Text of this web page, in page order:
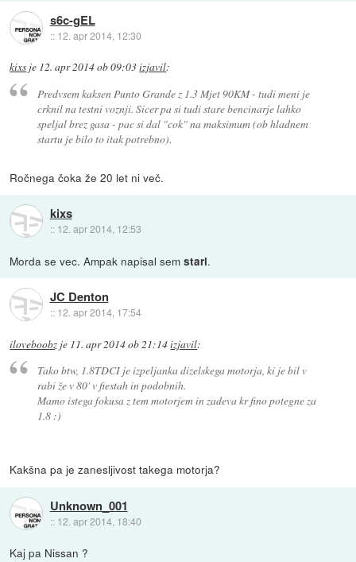
s6c-gEL
:: 12. apr 2014, 12:30
kixs je 12. apr 2014 ob 09:03izjavil:
Predvsem kaksen Punto Grande z 1.3 Mjet 90KM - tudi meni je
crknil na testni voznji. Sicer pa si tudi stare bencinarje lahko
speljal brez gasa - pac si dal "cok" na maksimum (ob hladnem
startu je bilo to itak potrebno).
Ročnega čoka že 20 let ni več.
kixs
:: 12. apr 2014, 12:53
Morda se vec. Ampak napisal semstari.
JC Denton
:: 12. apr 2014, 17:54
iloveboobz je 11. apr 2014 ob 21:14izjavil:
Tako btw, 1.8TDCI je izpeljanka dizelskega motorja, ki je bil v
rabi že v 80' v fiestah in podobnih.
Mamo istega fokusa z tem motorjem in zadeva kr fino potegne za
1.8 :)
Kakšna pa je zanesljivost takega motorja?
Unknown_001
:: 12. apr 2014, 18:40
Kaj pa Nissan ?